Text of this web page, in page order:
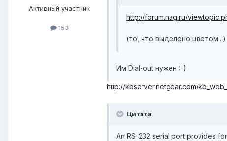
Активный участник
153
http://forum.nag.ru/
(то, что выделено цветом...)
Им Dial-out нужен :-)
http://kbserver.netgear.com/
Цитата
An RS-232 serial port provides